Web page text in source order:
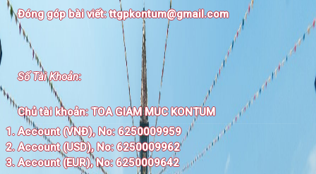
Đóng góp bài viết:ttgpkontum@gmail.com
Số Tài Khoản:
Chủ tài khoản:TOA GIAM MUC KONTUM
Account (VNĐ), No: 6250009959
Account (USD), No: 6250009962
Account (EUR), No: 6250009642